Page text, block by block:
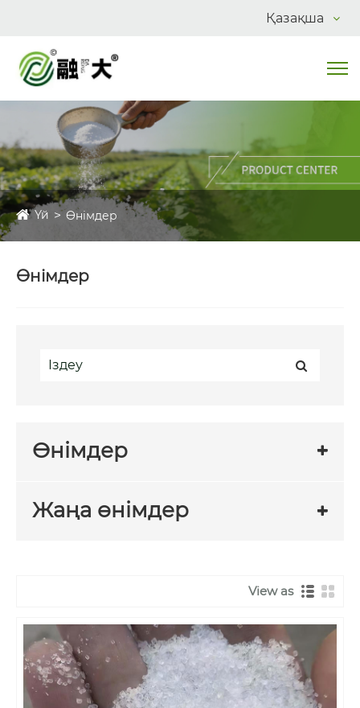
Қазақша
Үй Өнімдер
Өнімдер
Өнімдер
Жаңа өнімдер
View as